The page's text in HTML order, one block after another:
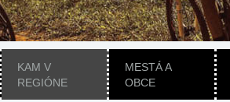
KAM V
REGIÓNE
MESTÁ A
OBCE